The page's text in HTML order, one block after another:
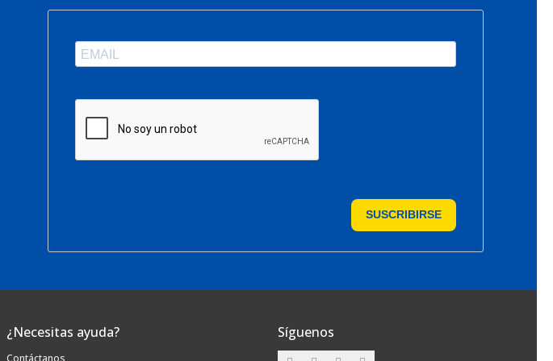
SUSCRIBIRSE
¿Necesitas ayuda?
Contáctanos
Síguenos